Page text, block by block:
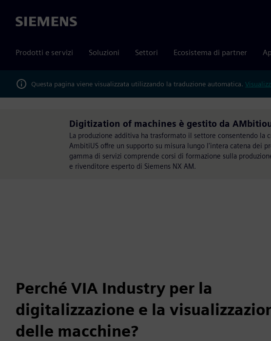
Siemens
Prodotti e servizi Soluzioni Settori Ecosistema di partner
Questa pagina viene visualizzata utilizzando la traduzione automatica.
Digitization of machines è gestito da
La produzione additiva ha trasformato il settore consentendo
AmbitiUS offre un supporto su misura lungo l'intera catena dei
gamma di servizi comprende corsi di formazione sulla
e rivenditore esperto di Siemens NX AM.
Perché VIA Industry per la
digitalizzazione e la
delle macchine?